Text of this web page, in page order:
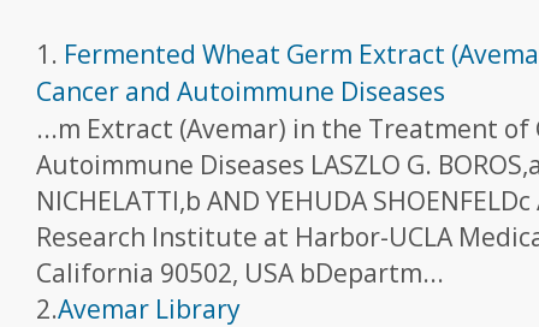
1. Fermented Wheat Germ Extract
Cancer and Autoimmune Diseases
...m Extract (Avemar) in the Treatment of
Autoimmune Diseases LASZLO G.
NICHELATTI,b AND YEHUDA
Research Institute at Harbor-UCLA
California 90502, USA bDepartm...
2.Avemar Library